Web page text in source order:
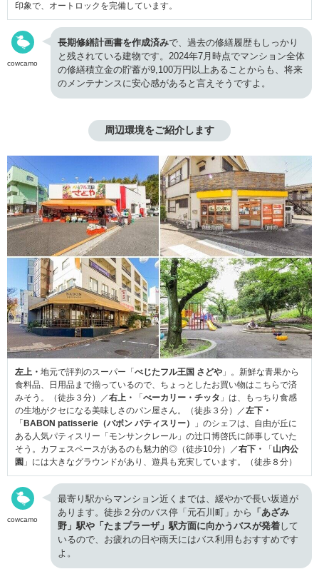
印象で、オートロックを完備しています。
cowcamo
長期修繕計画書を作成済みで、過去の修繕履歴もしっかり
と残されている建物です。2024年7月時点でマンション全体
の修繕積立金の貯蓄が9,100万円以上あることからも、将来
のメンテナンスに安心感があると言えそうですよ。
周辺環境をご紹介します
左上・ 地元で評判のスーパー「 べじたフル王国 さどや 」。新鮮な青果から
食料品、日用品まで揃っているので、ちょっとしたお買い物はこちらで済
みそう。（徒歩３分）／右上・ 「 べーカリー・チッタ 」は、もっちり食感
の生地がクセになる美味しさのパン屋さん。（徒歩３分）／左下・
「 BABON patisserie（バボン パティスリー）
」のシェフは、自由が丘に
ある人気パティスリー「モンサンクレール」の辻口博啓氏に師事していた
そう。カフェスペースがあるのも魅力的◎（徒歩10分）／右下・ 「 山内公
園 」には大きなグラウンドがあり、遊具も充実しています。（徒歩８分）
cowcamo
最寄り駅からマンション近くまでは、緩やかで長い坂道が
あります。徒歩２分のバス停「元石川町」から 「あざみ
野」駅や「たまプラーザ」駅方面に向かうバスが発着 して
いるので、お疲れの日や雨天にはバス利用もおすすめです
よ。